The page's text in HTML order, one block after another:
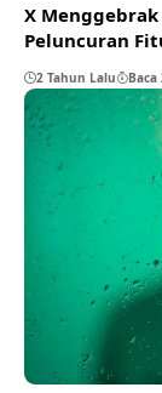
X
Peluncuran
2 Tahun Lalu